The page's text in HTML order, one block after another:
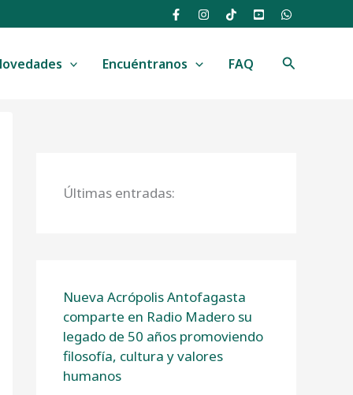
Encuéntranos FAQ Buscar
Últimas entradas:
Nueva Acrópolis Antofagasta
comparte en Radio Madero su
legado de 50 años promoviendo
filosofía, cultura y valores
humanos